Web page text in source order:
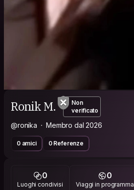
Ronik M.
Non
verificato
@ronika Membro dal 2026
0 amici 0 Referenze
0
Luoghi condivisi
0
Viaggi in programma